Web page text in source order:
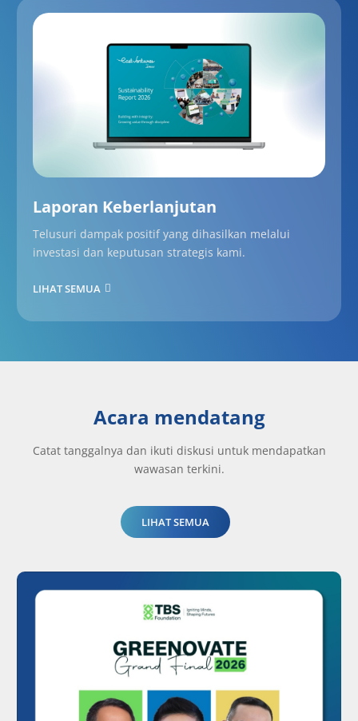
Laporan Keberlanjutan
Telusuri dampak positif yang dihasilkan melalui
investasi dan keputusan strategis kami.
LIHAT SEMUA
Acara mendatang
Catat tanggalnya dan ikuti diskusi untuk mendapatkan
wawasan terkini.
LIHAT SEMUA